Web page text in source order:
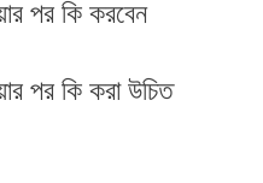
পর কি করবেন
পর কি করা উচিত